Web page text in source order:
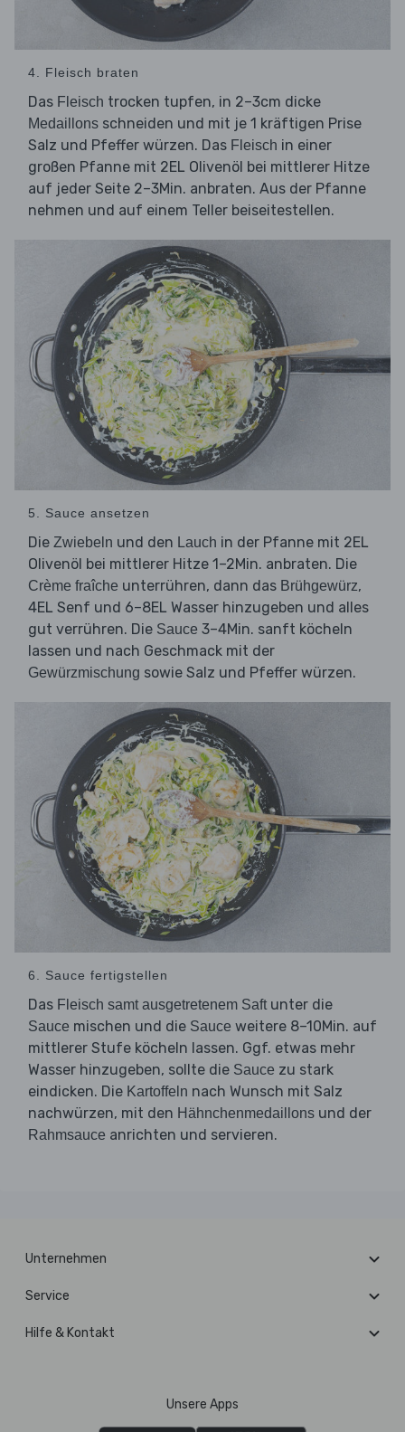
4. Fleisch braten
Das Fleisch trocken tupfen, in 2–3cm dicke
Medaillons schneiden und mit je 1 kräftigen Prise
Salz und Pfeffer würzen. Das Fleisch in einer
großen Pfanne mit 2EL Olivenöl bei mittlerer Hitze
auf jeder Seite 2–3Min. anbraten. Aus der Pfanne
nehmen und auf einem Teller beiseitestellen.
5. Sauce ansetzen
Die Zwiebeln und den Lauch in der Pfanne mit 2EL
Olivenöl bei mittlerer Hitze 1–2Min. anbraten. Die
Crème fraîche unterrühren, dann das Brühgewürz,
4EL Senf und 6–8EL Wasser hinzugeben und alles
gut verrühren. Die Sauce 3–4Min. sanft köcheln
lassen und nach Geschmack mit der
Gewürzmischung sowie Salz und Pfeffer würzen.
6. Sauce fertigstellen
Das Fleisch samt ausgetretenem Saftunter die
Sauce mischen und die Sauce weitere 8–10Min. auf
mittlerer Stufe köcheln lassen. Ggf. etwas mehr
Wasser hinzugeben, sollte die Sauce zu stark
eindicken. Die Kartoffeln nach Wunsch mit Salz
nachwürzen, mit den Hähnchenmedaillons und der
Rahmsauce anrichten und servieren.
Unternehmen
Service
Hilfe & Kontakt
Unsere Apps